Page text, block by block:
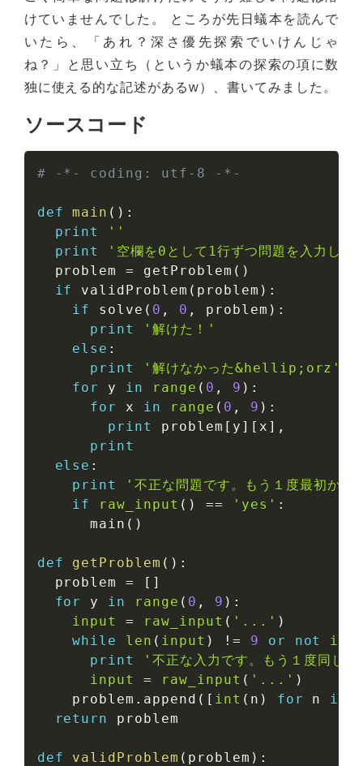
けていませんでした。 ところが先日蟻本を読んで
いたら、「あれ？深さ優先探索でいけんじゃ
ね？」と思い立ち（というか蟻本の探索の項に数
独に使える的な記述があるw）、書いてみました。
ソースコード
# -*- coding: utf-8 -*-
def main ( ) :
print
''
print
'空欄を0として1行ずつ問題を入力して
  problem
= getProblem ( )
if
validProblem ( problem ) :
if
solve ( 0 , 0 , problem ) :
print
'解けた！'
else :
print
'解けなかった&hellip;orz'
for
y in range ( 0 , 9 ) :
for
x in range ( 0 , 9 ) :
print
problem [ y ] [ x ] ,
print
else :
print
'不正な問題です。もう１度最初
if
raw_input ( ) == 'yes' :
      main
( )
def getProblem ( ) :
  problem
= [ ]
for
y in range ( 0 , 9 ) :
input
= raw_input ( '...' )
while
len ( input ) != 9 or not
print
'不正な入力です。もう１度同じ
input
= raw_input ( '...' )
    problem
. append ( [ int ( n ) for n in
return
problem
def validProblem ( problem ) :